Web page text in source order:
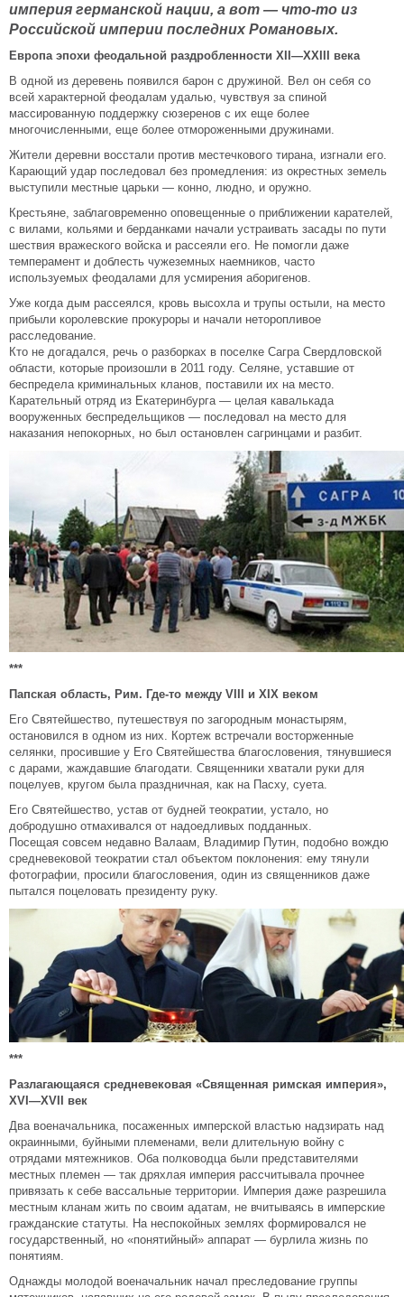
империя германской нации, а вот — что-то из
Российской империи последних Романовых.
Европа эпохи феодальной раздробленности XII —XXIII
века
В одной из деревень появился барон с дружиной. Вел он себя со
всей характерной феодалам удалью, чувствуя за спиной
массированную поддержку сюзеренов с их еще более
многочисленными, еще более отмороженными дружинами.
Жители деревни восстали против местечкового тирана, изгнали его.
Карающий удар последовал без промедления: из окрестных земель
выступили местные царьки — конно, людно, и оружно.
Крестьяне, заблаговременно оповещенные о приближении карателей,
с вилами, кольями и берданками начали устраивать засады по пути
шествия вражеского войска и рассеяли его. Не помогли даже
темперамент и доблесть чужеземных наемников, часто
используемых феодалами для усмирения аборигенов.
Уже когда дым рассеялся, кровь высохла и трупы остыли, на место
прибыли королевские прокуроры и начали неторопливое
расследование.
Кто не догадался, речь о разборках в поселке Сагра Свердловской
области, которые произошли в 2011 году. Селяне, уставшие от
беспредела криминальных кланов, поставили их на место.
Карательный отряд из Екатеринбурга — целая кавалькада
вооруженных беспредельщиков — последовал на место для
наказания непокорных, но был остановлен сагринцами и разбит.
***
Папская область, Рим. Где-то между VIII и XIX веком
Его Святейшество, путешествуя по загородным монастырям,
остановился в одном из них. Кортеж встречали восторженные
селянки, просившие у Его Святейшества благословения, тянувшиеся
с дарами, жаждавшие благодати. Священники хватали руки для
поцелуев, кругом была праздничная, как на Пасху, суета.
Его Святейшество, устав от будней теократии, устало, но
добродушно отмахивался от надоедливых подданных.
Посещая совсем недавно Валаам, Владимир Путин, подобно вождю
средневековой теократии стал объектом поклонения: ему тянули
фотографии, просили благословения, один из священников даже
пытался поцеловать президенту руку.
***
Разлагающаяся средневековая «Священная римская империя»,
XVI —XVII
век
Два военачальника, посаженных имперской властью надзирать над
окраинными, буйными племенами, вели длительную войну с
отрядами мятежников. Оба полководца были представителями
местных племен — так дряхлая империя рассчитывала прочнее
привязать к себе вассальные территории. Империя даже разрешила
местным кланам жить по своим адатам, не вчитываясь в имперские
гражданские статуты. На неспокойных землях формировался не
государственный, но «понятийный» аппарат — бурлила жизнь по
понятиям.
Однажды молодой военачальник начал преследование группы